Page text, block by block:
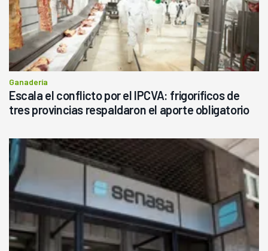
Ganadería
Escala el conflicto por el IPCVA: frigoríficos de
tres provincias respaldaron el aporte obligatorio